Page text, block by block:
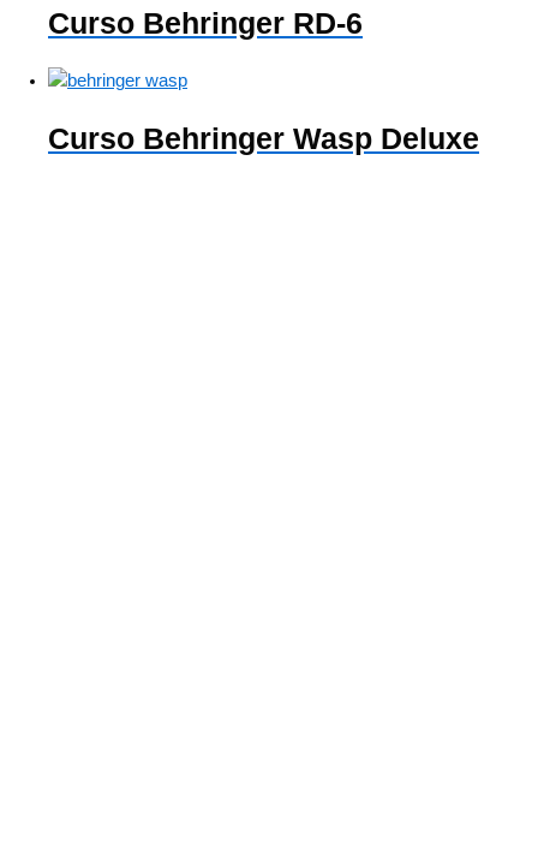
Curso Behringer RD-6
Curso Behringer Wasp Deluxe